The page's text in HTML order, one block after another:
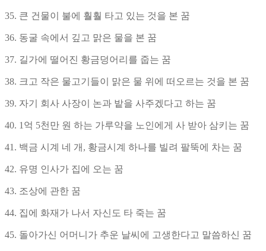
35. 큰 건물이 불에 훨훨 타고 있는 것을 본 꿈
36. 동굴 속에서 깊고 맑은 물을 본 꿈
37. 길가에 떨어진 황금덩어리를 줍는 꿈
38. 크고 작은 물고기들이 맑은 물 위에 떠오르는 것을 본 꿈
39. 자기 회사 사장이 논과 밭을 사주겠다고 하는 꿈
40. 1억 5천만 원 하는 가루약을 노인에게 사 받아 삼키는 꿈
41. 백금 시계 네 개, 황금시계 하나를 빌려 팔뚝에 차는 꿈
42. 유명 인사가 집에 오는 꿈
43. 조상에 관한 꿈
44. 집에 화재가 나서 자신도 타 죽는 꿈
45. 돌아가신 어머니가 추운 날씨에 고생한다고 말씀하신 꿈